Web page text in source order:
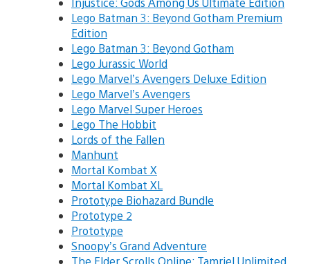
Lego Batman 3: Beyond Gotham Premium
Edition
Lego Batman 3: Beyond Gotham
Lego Jurassic World
Lego Marvel’s Avengers Deluxe Edition
Lego Marvel’s Avengers
Lego Marvel Super Heroes
Lego The Hobbit
Lords of the Fallen
Manhunt
Mortal Kombat X
Mortal Kombat XL
Prototype Biohazard Bundle
Prototype 2
Prototype
Snoopy’s Grand Adventure